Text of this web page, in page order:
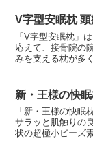
V字型安眠枕
「V字型安眠枕」
応えて、接骨院の
みを支える枕が多
新・王様の快
「新・王様の快眠
サラッと肌触りの
状の超極小ビーズ